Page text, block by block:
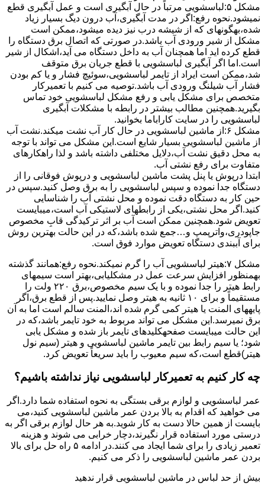
مشکل ۵:لباسشویی مرتباً در ﺣﺎل آﺑﮕﯿﺮی اﺳﺖ و ﻋﻤﻞ آﺑﮕﯿﺮی ﻗﻄﻊ
نمیشود.نحوه رﻓﻊ:اﮔﺮ در ﻣﺪت آﺑﮕﯿﺮی،آب درون دﯾﮓ ﺑﺴﯿﺎر زﯾﺎد
ﺷﺪه،بهگونهای ﮐﻪ از ﺷﯿﺸﻪ درب ﻧﯿﺰ دﯾﺪه میشود،ممکن است
مشکل از شیر ورودی آب باشد.در صورتی که اتصال برق دستگاه را
قطع کرده اید اما همچنان آب به داخل دستگاه می آید،اشکال از شیر
است.اما اگر آبگیری لباسشویی با قطع جریان برق متوقف
شد،ممکن است ایراد از تایمر لباسشویی،سوئیچ فشار و یا کم بودن
فشار آب شیلنگ ورودی آب باشد.توصیه می کنیم با تعمیرکار
متخصص برای مشکل یابی و رفع مشکل لباسشویی خود تماس
بگیرید.همچنین مطالب بیشتر در رابطه با مشکلات آبگیری
لباسشویی را در سایت کاراباما بخوانید.
مشکل ۶:از ﻣﺎﺷﯿﻦ لباسشویی در ﺣﺎل ﮐﺎر آب ﻧﺸﺖ میکند.نشت آب
از ماشین لباسشویی بسیار شایع است.این مشکل می تواند با توجه
به محل دقیق نشت آب،دلایل مختلفی داشته باشد و لذا راهکارهای
متفاوت برای رفع نشتی آب.
ابتدا درپوش یا پنل ﭘﺸﺖ ﻣﺎﺷﯿﻦ لباسشویی و درپوش ﻓﻮﻗﺎﻧﯽ را از
دستگاه ﺟﺪا ﻧﻤﻮده و ﺳﭙﺲ لباسشویی را ﺑﻪ ﺑﺮق وصل ﮐﻨﯿﺪ.سپس در
حین کار به دستگاه دقت نموده و ﻣﺤﻞ نشتی آب را ﺷﻨﺎﺳﺎﯾﯽ
کنید.اﮔﺮ ﻣﺤﻞ نشتی،ﯾﮑﯽ از رابطهای ﻻﺳﺘﯿﮑﯽ آب اﺳﺖ،میبایست
ﺗﻌﻮﯾﺾ شود.همچنین ﻣﻤﮑﻦ اﺳﺖ آب بر اثر ﺗﺮﮐﯿﺪﮔﯽ قابِ ﻣﺨﺼﻮص
ﺟﺎﭘﻮدری،واترپمپ و…جمع شده ﺑﺎﺷﺪ،ﮐﻪ در این حالت بهترین روش
برای آببندی دستگاه ﺗﻌﻮﯾﺾ ﻣﻮارد ﻓﻮق اﺳﺖ.
مشکل ۷:ﻫﯿﺘﺮ لباسشویی آب را ﮔﺮم نمیکند.نحوه رﻓﻊ:ﻫﻤﺎﻧﻨﺪ ﮔﺬﺷﺘﻪ
بهمنظور اﻓﺰاﯾﺶ ﺳﺮﻋﺖ ﻋﻤﻞ در مشکلیابی،بهتر است سیمهای
راﺑﻂ ﻫﯿﺘﺮ را ﺟﺪا ﻧﻤﻮده و ﺑﺎ ﯾﮏ ﺳﯿﻢ ﻣﺨﺼﻮص،برق ۲۲۰ ولت را
مستقیماً و برای ۱۰ ﺛﺎﻧﯿﻪ ﺑﻪ ﻫﯿﺘﺮ وصل نمایید.ﭘﺲ از ﻗﻄﻊ ﺑﺮق،اﮔﺮ
پایههای اﻟﻤﻨﺖ یا هیتر کمی ﮔﺮم ﺷﺪه اند،اﻟﻤﻨﺖ ﺳﺎﻟﻢ است اما ﺑﻪ آن
ﺑﺮق نمیرسد.اﯾﻦ ﻣﺸﮑﻞ می تواند مربوط به ﺧﻮد ﺗﺎﯾﻤﺮ باشد،ﮐﻪ در
این حالت میبایست صفحهکلیدهای ﺗﺎﯾﻤﺮ باز شده و مشکل یابی
شود؛ ﯾﺎ ﺳﯿﻢ راﺑﻂ ﺑﯿﻦ ﺗﺎﯾﻤﺮ ماشین لباسشویی و ﻫﯿﺘﺮ (سیم ﻧﻮل
ﻫﯿﺘﺮ)ﻗﻄﻊ اﺳﺖ،ﮐﻪ ﺳﯿﻢ ﻣﻌﯿﻮب را ﺑﺎﯾﺪ سریعاً ﺗﻌﻮﯾﺾ کرد.
چه کار کنیم به تعمیرکار لباسشویی نیاز نداشته باشیم؟
عمر لباسشویی و لوازم برقی بستگی به نحوه استفاده شما دارد.اگر
می خواهید که اقدام به بالا بردن عمر ماشین لباسشویی کنید،می
بایست از همین حالا دست به کار شوید.به هر حال لوازم برقی اگر به
درستی مورد استفاده قرار نگیرند،دچار خرابی می شوند و هزینه
تعمیر زیادی را برای شما ایجاد می کنند.در ادامه ۵ راه حل برای بالا
بردن عمر ماشین لباسشویی را ذکر می کنیم.
بیش از حد لباس در ماشین لباسشویی قرار ندهید